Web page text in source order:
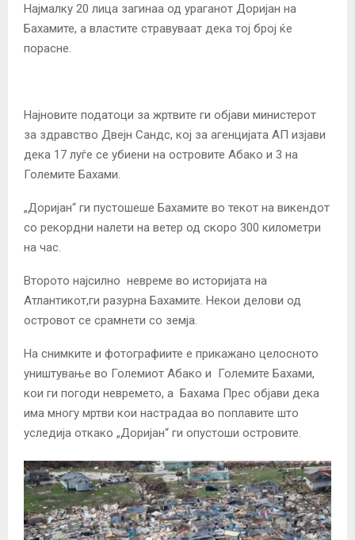
Најмалку 20 лица загинаа од ураганот Доријан на
Бахамите, а властите стравуваат дека тој број ќе
порасне.
Најновите податоци за жртвите ги објави министерот
за здравство Двејн Сандс, кој за агенцијата АП изјави
дека 17 луѓе се убиени на островите Абако и 3 на
Големите Бахами.
„Доријан“ ги пустошеше Бахамите во текот на викендот
со рекордни налети на ветер од скоро 300 километри
на час.
Второто најсилно невреме во историјата на
Атлантикот,ги разурна Бахамите. Некои делови од
островот се срамнети со земја.
На снимките и фотографиите е прикажано целосното
уништување во Големиот Абако и Големите Бахами,
кои ги погоди невремето, а Бахама Прес објави дека
има многу мртви кои настрадаа во поплавите што
уследија откако „Доријан“ ги опустоши островите.